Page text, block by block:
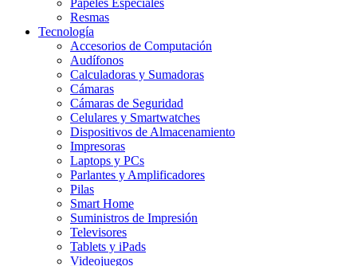
Resmas
Tecnología
Accesorios de Computación
Audífonos
Calculadoras y Sumadoras
Cámaras
Cámaras de Seguridad
Celulares y Smartwatches
Dispositivos de Almacenamiento
Impresoras
Laptops y PCs
Parlantes y Amplificadores
Pilas
Smart Home
Suministros de Impresión
Televisores
Tablets y iPads
Videojuegos